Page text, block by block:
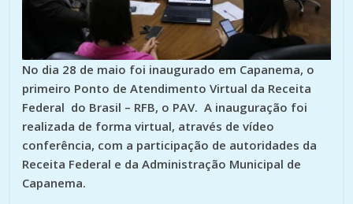
No dia 28 de maio foi inaugurado em Capanema, o
primeiro Ponto de Atendimento Virtual da Receita
Federal do Brasil – RFB, o PAV. A inauguração foi
realizada de forma virtual, através de vídeo
conferência, com a participação de autoridades da
Receita Federal e da Administração Municipal de
Capanema.